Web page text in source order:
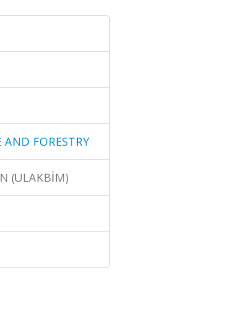
AND FORESTRY
(ULAKBİM)